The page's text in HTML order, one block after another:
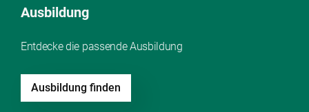
Ausbildung
Entdecke die passende Ausbildung
Ausbildung finden